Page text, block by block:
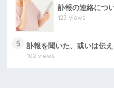
訃報の連絡につ
123 views
5 訃報を聞いた、或いは伝
102 views